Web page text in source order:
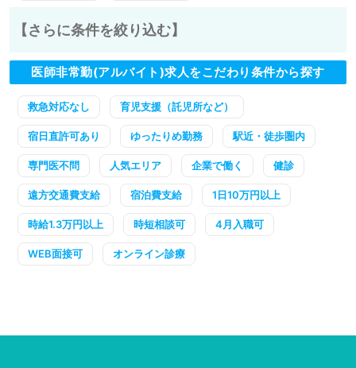
【さらに条件を絞り込む】
医師非常勤(アルバイト)求人をこだわり条件から探す
救急対応なし 育児支援（託児所など）
宿日直許可あり ゆったりめ勤務 駅近・徒歩圏内
専門医不問 人気エリア 企業で働く 健診
遠方交通費支給 宿泊費支給 1日10万円以上
時給1.3万円以上 時短相談可 4月入職可
WEB面接可 オンライン診療